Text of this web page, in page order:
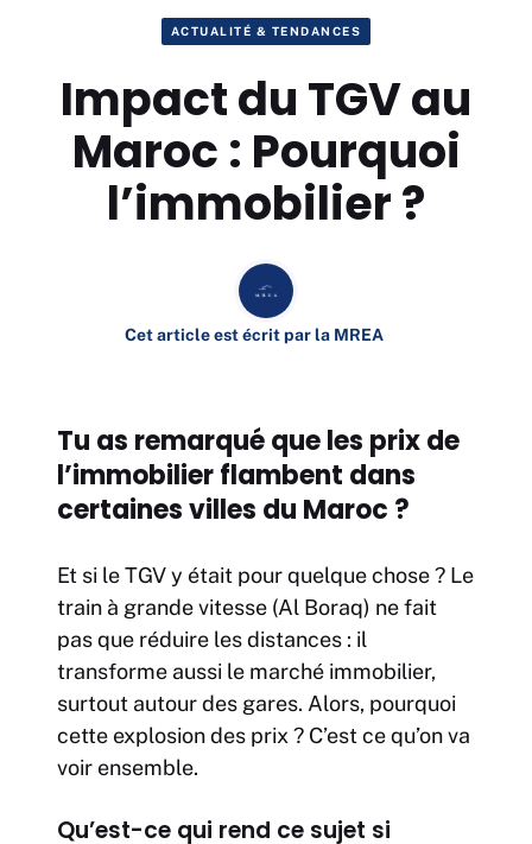
ACTUALITÉ & TENDANCES
Impact du TGV au
Maroc : Pourquoi
l’immobilier ?
Cet article est écrit par la MREA
Tu as remarqué que les prix de
l’immobilier flambent dans
certaines villes du Maroc ?
Et si le TGV y était pour quelque chose ? Le
train à grande vitesse (Al Boraq) ne fait
pas que réduire les distances : il
transforme aussi le marché immobilier,
surtout autour des gares. Alors, pourquoi
cette explosion des prix ? C’est ce qu’on va
voir ensemble.
Qu’est-ce qui rend ce sujet si